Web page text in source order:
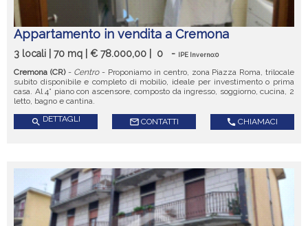
Appartamento in vendita a Cremona
3 locali | 70 mq | € 78.000,00 | 0 - IPE Inverno:0
Cremona (CR)- Centro- Proponiamo in centro, zona Piazza Roma, trilocale
subito disponibile e completo di mobilio, ideale per investimento o prima
casa. Al 4° piano con ascensore, composto da ingresso, soggiorno, cucina, 2
letto, bagno e cantina.
search DETTAGLI mail_outline CONTATTI call CHIAMACI